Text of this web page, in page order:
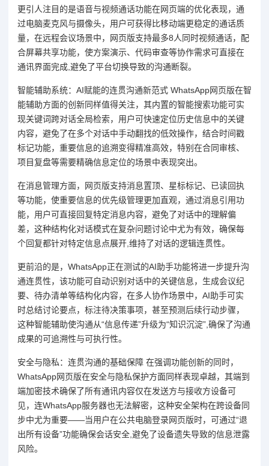
更引人注目的是语音与视频通话功能在网页端的优化表现，通
过电脑麦克风与摄像头，用户可获得比移动端更稳定的通话质
量，在远程会议场景中，网页版支持最多8人同时视频通话，配
合屏幕共享功能，使方案演示、代码审查等协作需求可直接在
通讯界面完成,避免了平台切换导致的沟通断裂。
智能辅助系统：AI赋能的连贯沟通新范式 WhatsApp网页版在智
能辅助方面的创新同样值得关注，其内置的智能搜索功能可实
现关键词跨对话全局检索，用户可快速定位历史信息中的关键
内容，避免了在多个对话中手动翻找的低效操作，结合时间戳
标记功能，重要信息的追溯变得精准高效，特别在合同审核、
项目复盘等需要精确信息定位的场景中表现突出。
在消息管理方面，网页版支持消息置顶、星标标记、已读回执
等功能，使重要信息的优先级管理更加直观，通过消息引用功
能，用户可直接回复特定消息内容，避免了对话中的理解偏
差，这种结构化对话模式在复杂问题讨论中尤为有效，确保每
个回复都针对特定信息点展开,维持了对话的逻辑连贯性。
更前沿的是，WhatsApp正在测试的AI助手功能将进一步提升沟
通连贯性，该功能可自动识别对话中的关键信息，生成会议纪
要、待办清单等结构化内容，在多人协作场景中，AI助手可实
时总结讨论要点，标注待决策事项，甚至预测后续行动步骤，
这种智能辅助使沟通从“信息传递”升级为“知识沉淀”,确保了沟通
成果的可追溯性与可执行性。
安全与隐私：连贯沟通的基础保障 在强调功能创新的同时，
WhatsApp网页版在安全与隐私保护方面同样表现卓越，其端到
端加密技术确保了所有通讯内容仅在发送方与接收方设备可
见，连WhatsApp服务器也无法解密，这种安全架构在跨设备同
步中尤为重要——当用户在公共电脑登录网页版时，可通过“退
出所有设备”功能确保会话安全,避免了设备遗失导致的信息泄露
风险。